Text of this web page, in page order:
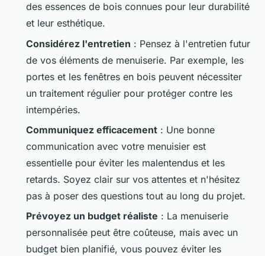
des essences de bois connues pour leur durabilité
et leur esthétique.
Considérez l'entretien : Pensez à l'entretien futur
de vos éléments de menuiserie. Par exemple, les
portes et les fenêtres en bois peuvent nécessiter
un traitement régulier pour protéger contre les
intempéries.
Communiquez efficacement : Une bonne
communication avec votre menuisier est
essentielle pour éviter les malentendus et les
retards. Soyez clair sur vos attentes et n'hésitez
pas à poser des questions tout au long du projet.
Prévoyez un budget réaliste : La menuiserie
personnalisée peut être coûteuse, mais avec un
budget bien planifié, vous pouvez éviter les